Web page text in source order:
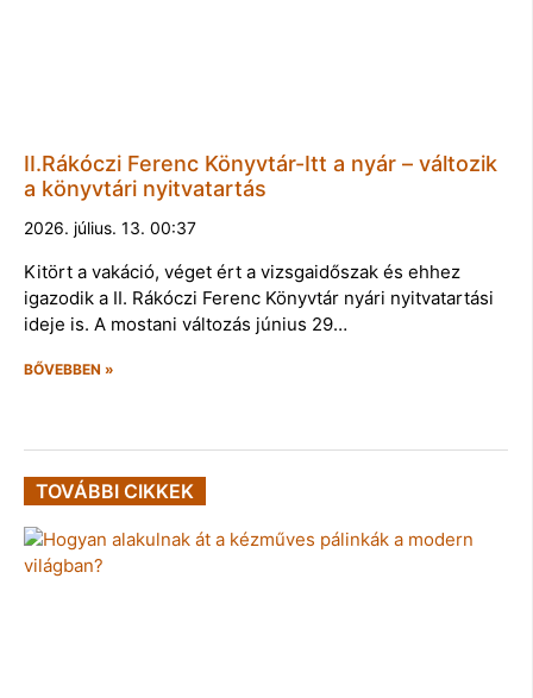
II.Rákóczi Ferenc Könyvtár-Itt a nyár – változik
a könyvtári nyitvatartás
2026. július. 13. 00:37
Kitört a vakáció, véget ért a vizsgaidőszak és ehhez
igazodik a II. Rákóczi Ferenc Könyvtár nyári nyitvatartási
ideje is. A mostani változás június 29…
BŐVEBBEN »
TOVÁBBI CIKKEK